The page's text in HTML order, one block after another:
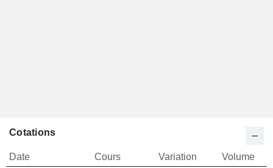
Cotations
Date Cours Variation
Volume